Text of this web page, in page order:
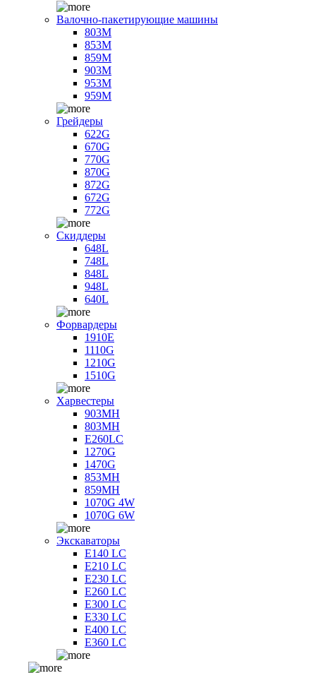
Валочно-пакетирующие машины
803M
853M
859M
903M
953M
959M
Грейдеры
622G
670G
770G
870G
872G
672G
772G
Скиддеры
648L
748L
848L
948L
640L
Форвардеры
1910E
1110G
1210G
1510G
Харвестеры
903MH
803MH
E260LC
1270G
1470G
853MH
859MH
1070G 4W
1070G 6W
Экскаваторы
E140 LC
E210 LC
E230 LC
E260 LC
E300 LC
E330 LC
E400 LC
E360 LC